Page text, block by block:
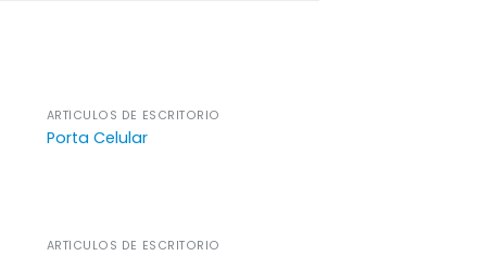
ARTÍCULOS DE ESCRITORIO
Porta Celular
ARTÍCULOS DE ESCRITORIO